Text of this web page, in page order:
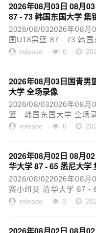
2026年08月03日 08月
87 - 73 韩国东国大学 集
2026/08/032026年08月
国U18男篮 87 - 73 韩
release 0
2026年08月03日国青男
大学 全场录像
2026/08/032026年08月
篮 - 韩国东国大学 全场
release 0
2026年08月02日 08月
华大学 87 - 65 悉尼大学
2026/08/022026年08月
赛小组赛 清华大学 87 -
release 2
2026年08月02日 08月